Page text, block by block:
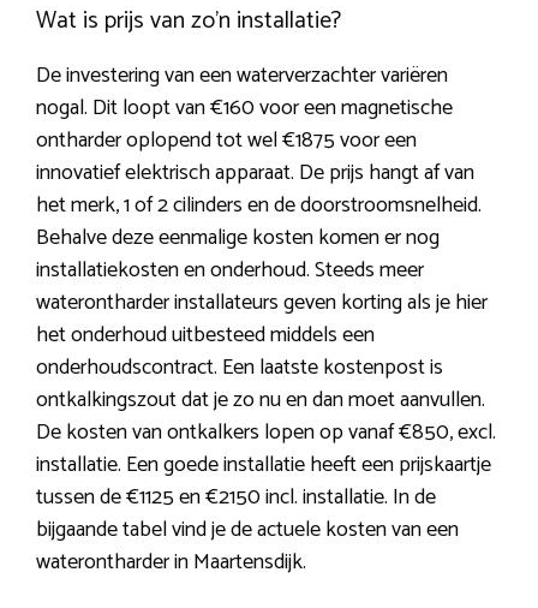
Wat is prijs van zo’n installatie?
De investering van een waterverzachter variëren
nogal. Dit loopt van €160 voor een magnetische
ontharder oplopend tot wel €1875 voor een
innovatief elektrisch apparaat. De prijs hangt af van
het merk, 1 of 2 cilinders en de doorstroomsnelheid.
Behalve deze eenmalige kosten komen er nog
installatiekosten en onderhoud. Steeds meer
waterontharder installateurs geven korting als je hier
het onderhoud uitbesteed middels een
onderhoudscontract. Een laatste kostenpost is
ontkalkingszout dat je zo nu en dan moet aanvullen.
De kosten van ontkalkers lopen op vanaf €850, excl.
installatie. Een goede installatie heeft een prijskaartje
tussen de €1125 en €2150 incl. installatie. In de
bijgaande tabel vind je de actuele kosten van een
waterontharder in Maartensdijk.